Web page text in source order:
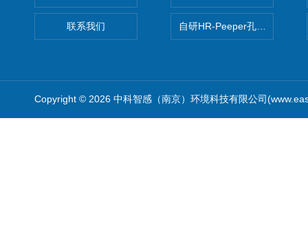
联系我们 自研HR-Peeper孔隙水采样器
Copyright © 2026 中科智感（南京）环境科技有限公司